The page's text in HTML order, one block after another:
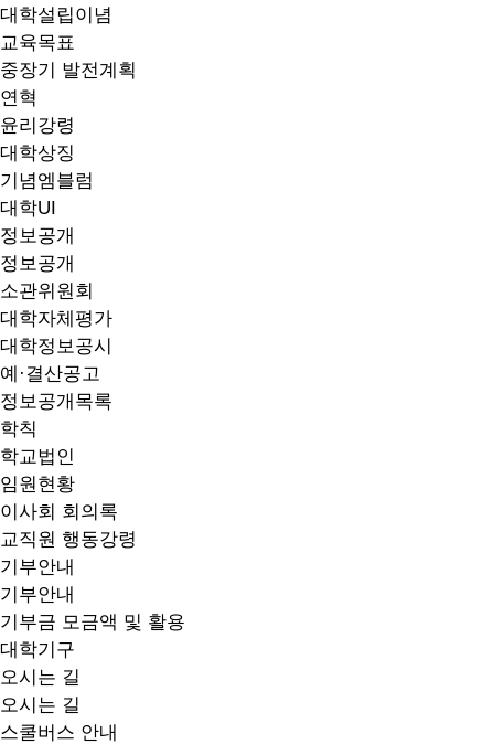
대학설립이념
교육목표
중장기 발전계획
연혁
윤리강령
대학상징
기념엠블럼
대학UI
정보공개
정보공개
소관위원회
대학자체평가
대학정보공시
예·결산공고
정보공개목록
학칙
학교법인
임원현황
이사회 회의록
교직원 행동강령
기부안내
기부안내
기부금 모금액 및 활용
대학기구
오시는 길
오시는 길
스쿨버스 안내